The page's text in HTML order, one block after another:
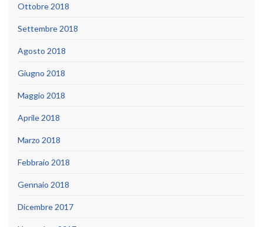
Ottobre 2018
Settembre 2018
Agosto 2018
Giugno 2018
Maggio 2018
Aprile 2018
Marzo 2018
Febbraio 2018
Gennaio 2018
Dicembre 2017